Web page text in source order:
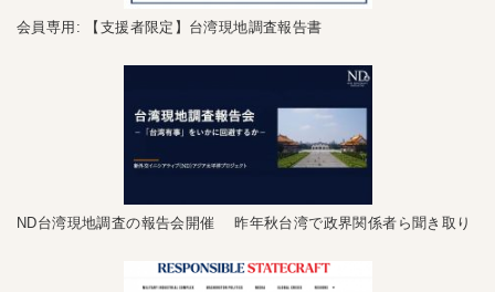
会員専用: 【支援者限定】台湾現地調査報告書
ND台湾現地調査の報告会開催 昨年秋台湾で政界関係者ら聞き取り